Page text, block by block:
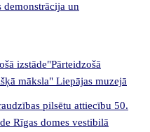
demonstrācija un
izstāde"Pārteidzošā
māksla" Liepājas muzejā
pilsētu attiecību 50.
Rīgas domes vestibilā